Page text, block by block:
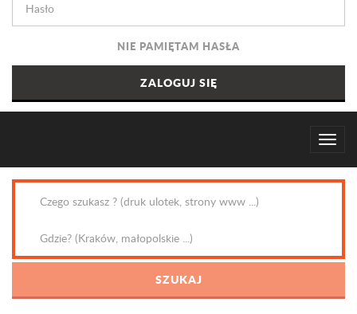
NIE PAMIĘTAM HASŁA